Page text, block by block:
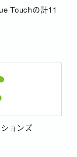
Touchの計11
ョンズ